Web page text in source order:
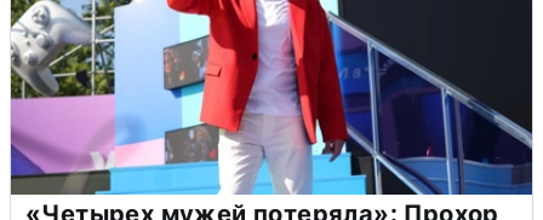
«Четырех мужей потеряла»: Прохор